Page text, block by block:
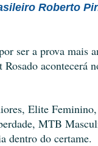
Roberto
ser a prova mais
acontecerá
Elite
MTB
dentro do certame.